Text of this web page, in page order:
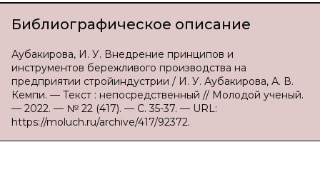
Библиографическое описание
Аубакирова, И. У. Внедрение принципов и
инструментов бережливого производства на
предприятии стройиндустрии / И. У. Аубакирова, А. В.
Кемпи. — Текст : непосредственный // Молодой ученый.
— 2022. — № 22 (417). — С. 35-37. — URL:
https://moluch.ru/archive/417/92372.